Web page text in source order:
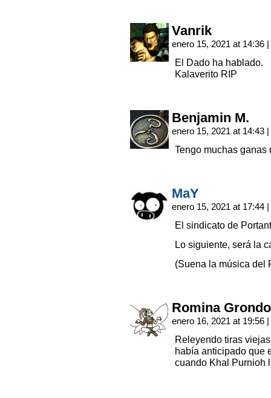
Vanrik
enero 15, 2021 at 14:36 |
El Dado ha hablado.
Kalaverito RIP
Benjamin M.
enero 15, 2021 at 14:43 |
Tengo muchas ganas
MaY
enero 15, 2021 at 17:44 |
El sindicato de
Lo siguiente, será la
(Suena la música del
Romina
enero 16, 2021 at 19:56 |
Releyendo tiras
había anticipado que
cuando Khal Purnioh